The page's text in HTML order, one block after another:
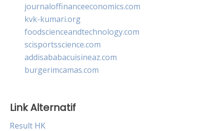
journaloffinanceeconomics.com
kvk-kumari.org
foodscienceandtechnology.com
scisportsscience.com
addisababacuisineaz.com
burgerimcamas.com
Link Alternatif
Result HK